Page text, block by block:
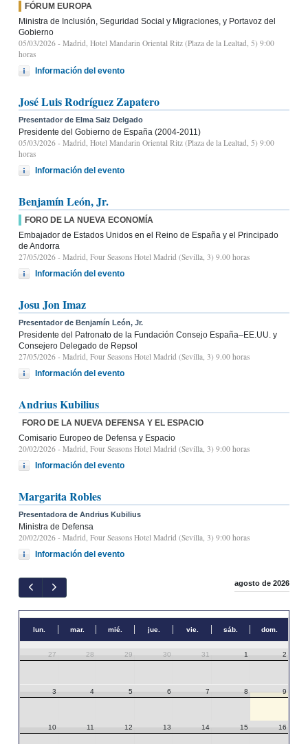
FÓRUM EUROPA
Ministra de Inclusión, Seguridad Social y Migraciones, y Portavoz del
Gobierno
05/03/2026 - Madrid, Hotel Mandarin Oriental Ritz (Plaza de la Lealtad, 5) 9:00
horas
Información del evento
José Luis Rodríguez Zapatero
Presentador de Elma Saiz Delgado
Presidente del Gobierno de España (2004-2011)
05/03/2026 - Madrid, Hotel Mandarin Oriental Ritz (Plaza de la Lealtad, 5) 9:00
horas
Información del evento
Benjamín León, Jr.
FORO DE LA NUEVA ECONOMÍA
Embajador de Estados Unidos en el Reino de España y el Principado
de Andorra
27/05/2026 - Madrid, Four Seasons Hotel Madrid (Sevilla, 3) 9.00 horas
Información del evento
Josu Jon Imaz
Presentador de Benjamín León, Jr.
Presidente del Patronato de la Fundación Consejo España–EE.UU. y
Consejero Delegado de Repsol
27/05/2026 - Madrid, Four Seasons Hotel Madrid (Sevilla, 3) 9.00 horas
Información del evento
Andrius Kubilius
FORO DE LA NUEVA DEFENSA Y EL ESPACIO
Comisario Europeo de Defensa y Espacio
20/02/2026 - Madrid, Four Seasons Hotel Madrid (Sevilla, 3) 9:00 horas
Información del evento
Margarita Robles
Presentadora de Andrius Kubilius
Ministra de Defensa
20/02/2026 - Madrid, Four Seasons Hotel Madrid (Sevilla, 3) 9:00 horas
Información del evento
agosto de 2026
lun. mar. mié. jue. vie. sáb. dom.
27 28 29 30 31 1 2
3 4 5 6 7 8 9
10 11 12 13 14 15 16